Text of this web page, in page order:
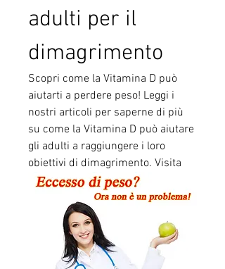
adulti per il
dimagrimento
Scopri come la Vitamina D può
aiutarti a perdere peso! Leggi i
nostri articoli per saperne di più
su come la Vitamina D può aiutare
gli adulti a raggiungere i loro
obiettivi di dimagrimento. Visita